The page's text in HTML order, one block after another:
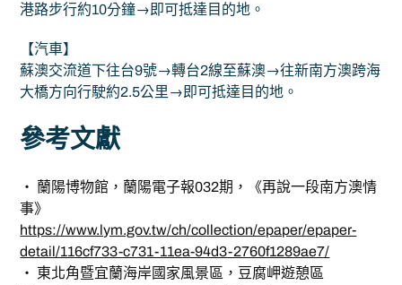
港路步行約10分鐘→即可抵達目的地。
【汽車】
蘇澳交流道下往台9號→轉台2線至蘇澳→往新南方澳跨海
大橋方向行駛約2.5公里→即可抵達目的地。
參考文獻
‧ 蘭陽博物館，蘭陽電子報032期，《再說一段南方澳情
事》
https://www.lym.gov.tw/ch/collection/epaper/epaper-
detail/116cf733-c731-11ea-94d3-2760f1289ae7/
‧ 東北角暨宜蘭海岸國家風景區，豆腐岬遊憩區